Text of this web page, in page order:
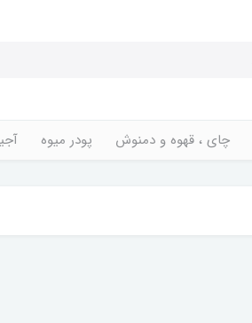
چای ، قهوه و دمنوش پودر میوه